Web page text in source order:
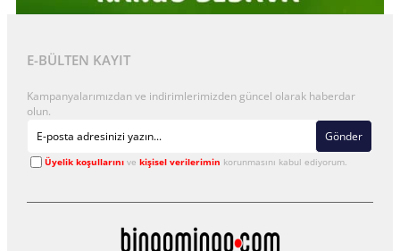
E-BÜLTEN KAYIT
Kampanyalarımızdan ve indirimlerimizden güncel olarak haberdar
olun.
Gönder
Üyelik koşullarınıve kişisel verilerimin korunmasını kabul ediyorum.